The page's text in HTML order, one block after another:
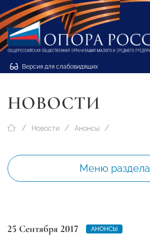
Версия для слабовидящих
НОВОСТИ
Новости Анонсы
Меню раздела
25 Сентября 2017 АНОНСЫ